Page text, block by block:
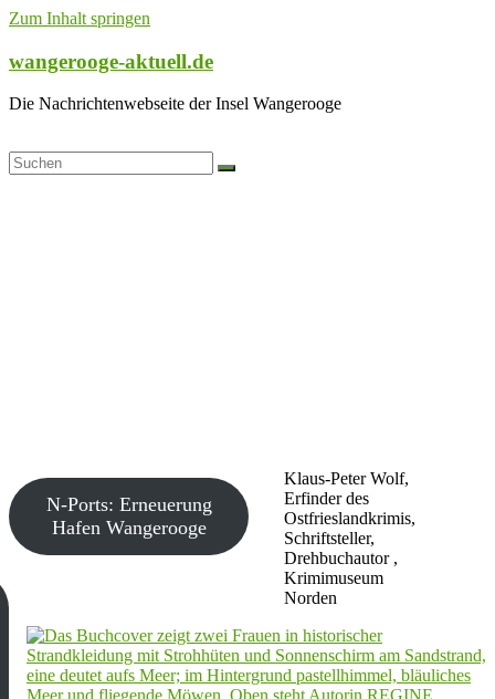
Zum Inhalt springen
wangerooge-aktuell.de
Die Nachrichtenwebseite der Insel Wangerooge
Klaus-Peter Wolf,
Erfinder des
Ostfrieslandkrimis,
Schriftsteller,
Drehbuchautor ,
Krimimuseum
Norden
N-Ports: Erneuerung
Hafen Wangerooge